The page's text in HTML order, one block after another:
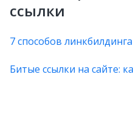
ссылки
7 способов
Битые ссылки на сайте: